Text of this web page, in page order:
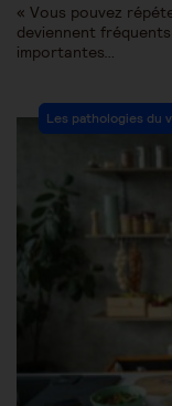
« Vous pouvez
deviennent
importantes…
Les pathologies du